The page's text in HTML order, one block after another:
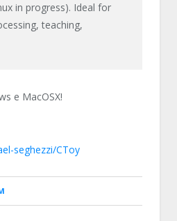
in progress). Ideal for
teaching,
e MacOSX!
seghezzi/CToy